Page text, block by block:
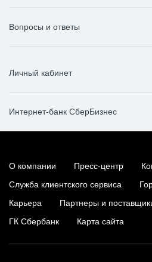
Вопросы и ответы
Личный кабинет
Интернет-банк СберБизнес
О компании Пресс-центр
Служба клиентского сервиса
Карьера
Партнеры и
ГК Сбербанк
Карта сайта